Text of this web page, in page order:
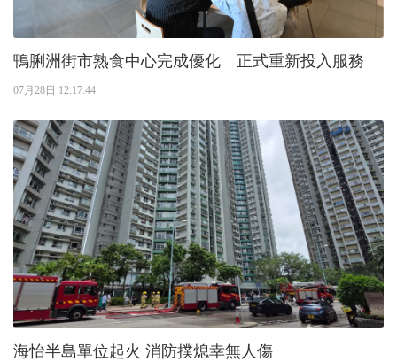
鴨脷洲街市熟食中心完成優化 正式重新投入服務
07月28日 12:17:44
海怡半島單位起火 消防撲熄幸無人傷